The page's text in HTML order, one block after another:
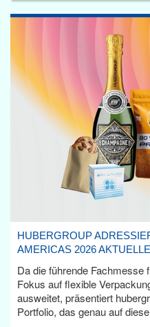
HUBERGROUP
AMERICAS 2026
Da die führende Fachmesse
Fokus auf flexible
ausweitet, präsentiert
Portfolio, das genau auf